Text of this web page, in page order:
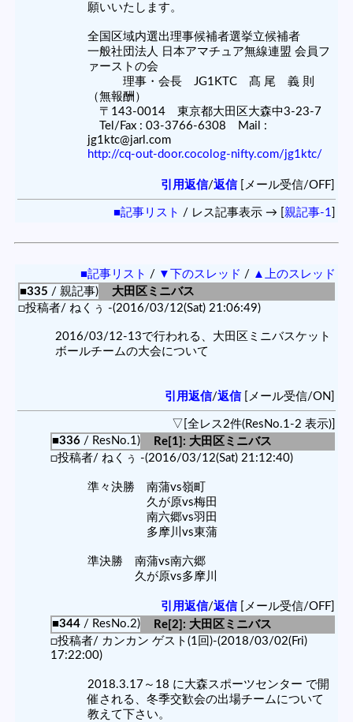
願いいたします。
全国区域内選出理事候補者選挙立候補者
一般社団法人 日本アマチュア無線連盟 会員フ
ァーストの会
理事・会長 JG1KTC 髙 尾 義 則
（無報酬）
〒143-0014 東京都大田区大森中3-23-7
Tel/Fax : 03-3766-6308 Mail :
jg1ktc@jarl.com
http://cq-out-door.cocolog-nifty.com/jg1ktc/
引用返信/返信[メール受信/OFF]
■記事リスト / レス記事表示 → [ 親記事-1
■記事リスト / ▼下のスレッド / ▲上のスレッド
■335 / 親記事)
大田区ミニバス
□投稿者/ ねくぅ -(2016/03/12(Sat) 21:06:49)
2016/03/12-13で行われる、大田区ミニバスケット
ボールチームの大会について
引用返信/返信[メール受信/ON]
▽[全レス2件(ResNo.1-2 表示)]
■336 / ResNo.1)
Re[1]: 大田区ミニバス
□投稿者/ ねくぅ -(2016/03/12(Sat) 21:12:40)
準々決勝 南蒲vs嶺町
久が原vs梅田
南六郷vs羽田
多摩川vs東蒲
準決勝 南蒲vs南六郷
久が原vs多摩川
引用返信/返信[メール受信/OFF]
■344 / ResNo.2)
Re[2]: 大田区ミニバス
□投稿者/ カンカン ゲスト(1回)-(2018/03/02(Fri)
17:22:00)
2018.3.17～18 に大森スポーツセンター で開
催される、冬季交歓会の出場チームについて
教えて下さい。